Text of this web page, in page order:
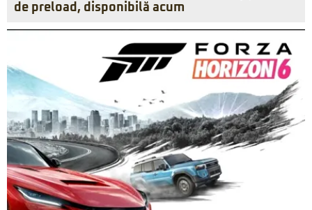
de preload, disponibilă acum